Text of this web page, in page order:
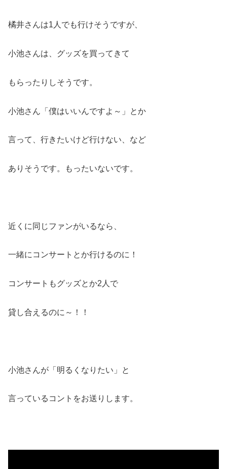
橘井さんは1人でも行けそうですが、
小池さんは、グッズを買ってきて
もらったりしそうです。
小池さん「僕はいいんですよ～」とか
言って、行きたいけど行けない、など
ありそうです。もったいないです。
近くに同じファンがいるなら、
一緒にコンサートとか行けるのに！
コンサートもグッズとか2人で
貸し合えるのに～！！
小池さんが「明るくなりたい」と
言っているコントをお送りします。